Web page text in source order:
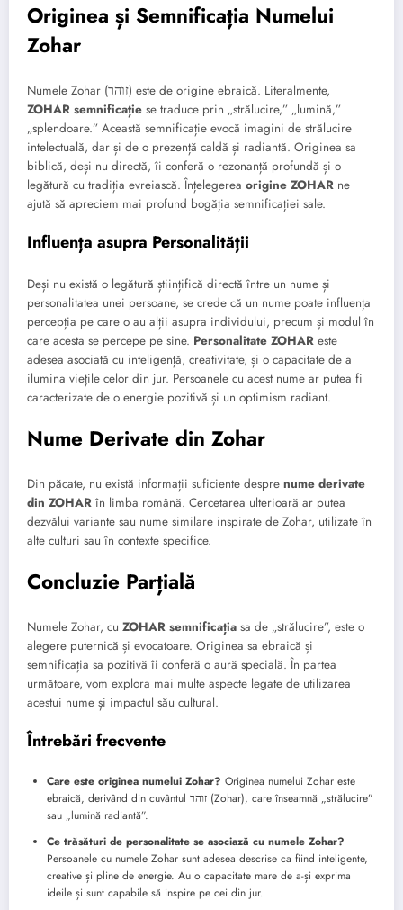
Originea și Semnificația Numelui
Zohar
Numele Zohar (זוהר) este de origine ebraică. Literalmente,
ZOHAR semnificație se traduce prin „strălucire,” „lumină,”
„splendoare.” Această semnificație evocă imagini de strălucire
intelectuală, dar și de o prezență caldă și radiantă. Originea sa
biblică, deși nu directă, îi conferă o rezonanță profundă și o
legătură cu tradiția evreiască. Înțelegerea origine ZOHAR ne
ajută să apreciem mai profund bogăția semnificației sale.
Influența asupra Personalității
Deși nu există o legătură științifică directă între un nume și
personalitatea unei persoane, se crede că un nume poate influența
percepția pe care o au alții asupra individului, precum și modul în
care acesta se percepe pe sine. Personalitate ZOHAR este
adesea asociată cu inteligență, creativitate, și o capacitate de a
ilumina viețile celor din jur. Persoanele cu acest nume ar putea fi
caracterizate de o energie pozitivă și un optimism radiant.
Nume Derivate din Zohar
Din păcate, nu există informații suficiente despre nume derivate
din ZOHAR în limba română. Cercetarea ulterioară ar putea
dezvălui variante sau nume similare inspirate de Zohar, utilizate în
alte culturi sau în contexte specifice.
Concluzie Parțială
Numele Zohar, cu ZOHAR semnificația sa de „strălucire”, este o
alegere puternică și evocatoare. Originea sa ebraică și
semnificația sa pozitivă îi conferă o aură specială. În partea
următoare, vom explora mai multe aspecte legate de utilizarea
acestui nume și impactul său cultural.
Întrebări frecvente
Care este originea numelui Zohar? Originea numelui Zohar este
ebraică, derivând din cuvântul זוהר (Zohar), care înseamnă „strălucire”
sau „lumină radiantă”.
Ce trăsături de personalitate se asociază cu numele Zohar?
Persoanele cu numele Zohar sunt adesea descrise ca fiind inteligente,
creative și pline de energie. Au o capacitate mare de a-și exprima
ideile și sunt capabile să inspire pe cei din jur.